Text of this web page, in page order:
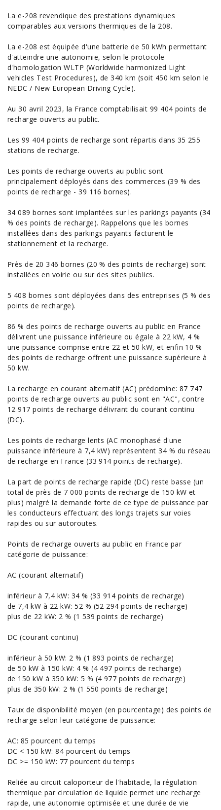
La e-208 revendique des prestations dynamiques
comparables aux versions thermiques de la 208.
La e-208 est équipée d'une batterie de 50 kWh permettant
d'atteindre une autonomie, selon le protocole
d'homologation WLTP (Worldwide harmonized Light
vehicles Test Procedures), de 340 km (soit 450 km selon le
NEDC / New European Driving Cycle).
Au 30 avril 2023, la France comptabilisait 99 404 points de
recharge ouverts au public.
Les 99 404 points de recharge sont répartis dans 35 255
stations de recharge.
Les points de recharge ouverts au public sont
principalement déployés dans des commerces (39 % des
points de recharge - 39 116 bornes).
34 089 bornes sont implantées sur les parkings payants (34
% des points de recharge). Rappelons que les bornes
installées dans des parkings payants facturent le
stationnement et la recharge.
Près de 20 346 bornes (20 % des points de recharge) sont
installées en voirie ou sur des sites publics.
5 408 bornes sont déployées dans des entreprises (5 % des
points de recharge).
86 % des points de recharge ouverts au public en France
délivrent une puissance inférieure ou égale à 22 kW, 4 %
une puissance comprise entre 22 et 50 kW, et enfin 10 %
des points de recharge offrent une puissance supérieure à
50 kW.
La recharge en courant alternatif (AC) prédomine: 87 747
points de recharge ouverts au public sont en "AC", contre
12 917 points de recharge délivrant du courant continu
(DC).
Les points de recharge lents (AC monophasé d'une
puissance inférieure à 7,4 kW) représentent 34 % du réseau
de recharge en France (33 914 points de recharge).
La part de points de recharge rapide (DC) reste basse (un
total de près de 7 000 points de recharge de 150 kW et
plus) malgré la demande forte de ce type de puissance par
les conducteurs effectuant des longs trajets sur voies
rapides ou sur autoroutes.
Points de recharge ouverts au public en France par
catégorie de puissance:
AC (courant alternatif)
inférieur à 7,4 kW: 34 % (33 914 points de recharge)
de 7,4 kW à 22 kW: 52 % (52 294 points de recharge)
plus de 22 kW: 2 % (1 539 points de recharge)
DC (courant continu)
inférieur à 50 kW: 2 % (1 893 points de recharge)
de 50 kW à 150 kW: 4 % (4 497 points de recharge)
de 150 kW à 350 kW: 5 % (4 977 points de recharge)
plus de 350 kW: 2 % (1 550 points de recharge)
Taux de disponibilité moyen (en pourcentage) des points de
recharge selon leur catégorie de puissance:
AC: 85 pourcent du temps
DC < 150 kW: 84 pourcent du temps
DC >= 150 kW: 77 pourcent du temps
Reliée au circuit caloporteur de l'habitacle, la régulation
thermique par circulation de liquide permet une recharge
rapide, une autonomie optimisée et une durée de vie